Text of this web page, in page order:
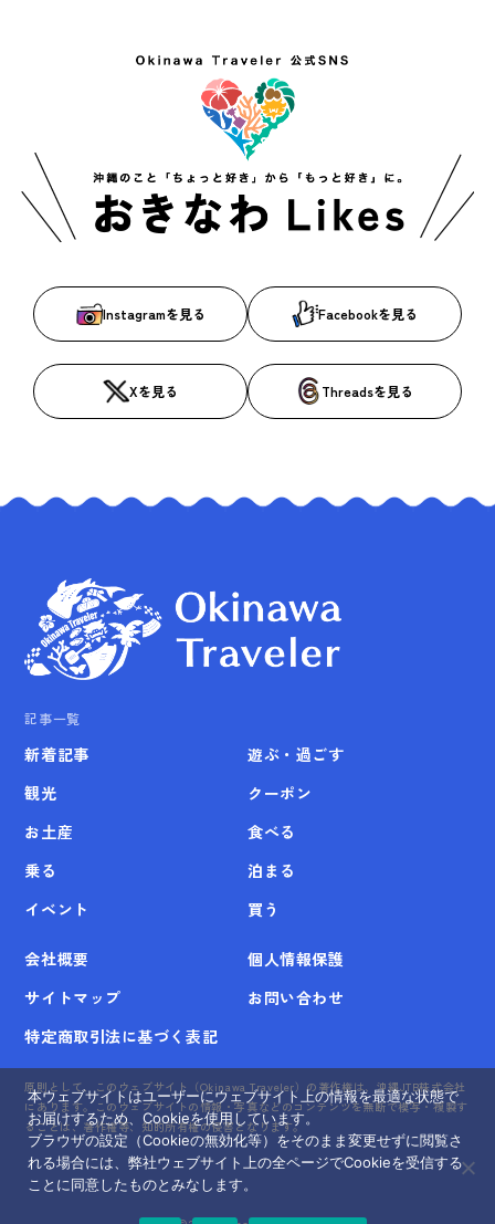
Instagramを見る Facebookを見る
Xを見る Threadsを見る
記事一覧
新着記事
観光
お土産
乗る
イベント
遊ぶ・過ごす
クーポン
食べる
泊まる
買う
会社概要
個人情報保護
サイトマップ
お問い合わせ
特定商取引法に基づく表記
原則として、このウェブサイト（Okinawa Traveler）の著作権は、沖縄JTB株式会社
にあります。このウェブサイトの情報・写真などのコンテンツを無断で模写・複製す
ることは、著作権等、知的所有権の侵害となります。
本ウェブサイトはユーザーにウェブサイト上の情報を最適な状態で
お届けするため、Cookieを使用しています。
ブラウザの設定（Cookieの無効化等）をそのまま変更せずに閲覧さ
れる場合には、弊社ウェブサイト上の全ページでCookieを受信する
ことに同意したものとみなします。